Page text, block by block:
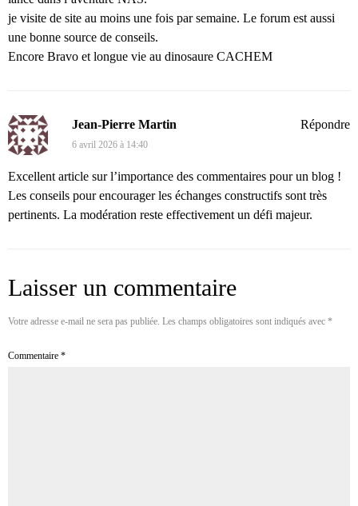
je visite de site au moins une fois par semaine. Le forum est aussi
une bonne source de conseils.
Encore Bravo et longue vie au dinosaure CACHEM
Jean-Pierre Martin
6 avril 2026 à 14:40
Excellent article sur l’importance des commentaires pour un blog !
Les conseils pour encourager les échanges constructifs sont très
pertinents. La modération reste effectivement un défi majeur.
Répondre
Laisser un commentaire
Votre adresse e-mail ne sera pas publiée. Les champs obligatoires sont indiqués avec *
Commentaire *